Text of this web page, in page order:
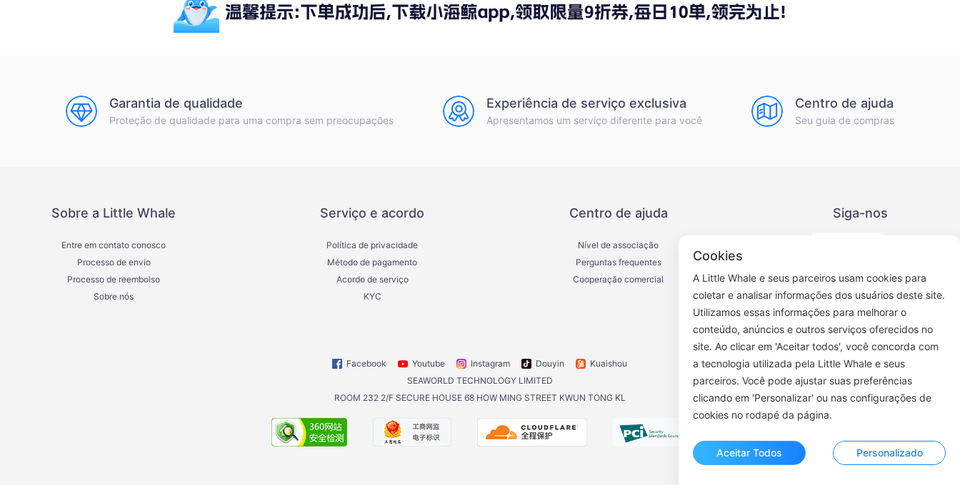
Garantia de qualidade
Proteção de qualidade para uma compra sem preocupações
Experiência de serviço exclusiva
Apresentamos um serviço diferente para você
Centro de ajuda
Seu guia de compras
Sobre a Little Whale
Entre em contato conosco
Processo de envio
Processo de reembolso
Sobre nós
Serviço e acordo
Política de privacidade
Método de pagamento
Acordo de serviço
KYC
Centro de ajuda
Nível de associação
Perguntas frequentes
Cooperação comercial
Siga-nos
Conta oficial do WeChat
Facebook Youtube Instagram Douyin
Kuaishou
SEAWORLD TECHNOLOGY LIMITED
ROOM 232 2/F SECURE HOUSE 68 HOW MING STREET KWUN TONG KL
Cookies
A Little Whale e seus parceiros usam cookies para
coletar e analisar informações dos usuários deste site.
Utilizamos essas informações para melhorar o
conteúdo, anúncios e outros serviços oferecidos no
site. Ao clicar em 'Aceitar todos', você concorda com
a tecnologia utilizada pela Little Whale e seus
parceiros. Você pode ajustar suas preferências
clicando em 'Personalizar' ou nas configurações de
cookies no rodapé da página.
Aceitar Todos Personalizado